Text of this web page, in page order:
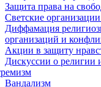
Защита права на
Светские
Диффамация
организаций и
Акции в защиту
Дискуссии о религии
Вандализм